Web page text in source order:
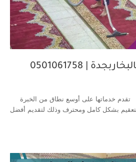
تنظيف المساجد بالبخاربجدة | 0501061758
تقدم خدماتها على أوسع نطاق من الخبرة
بشكل كامل ومحترف وذلك لتقديم أفضل